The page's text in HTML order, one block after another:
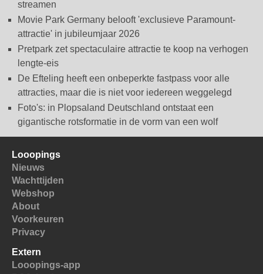
streamen
Movie Park Germany belooft 'exclusieve Paramount-
attractie' in jubileumjaar 2026
Pretpark zet spectaculaire attractie te koop na verhogen
lengte-eis
De Efteling heeft een onbeperkte fastpass voor alle
attracties, maar die is niet voor iedereen weggelegd
Foto's: in Plopsaland Deutschland ontstaat een
gigantische rotsformatie in de vorm van een wolf
Looopings
Nieuws
Wachttijden
Webshop
About
Voorkeuren
Privacy
Extern
Looopings-app